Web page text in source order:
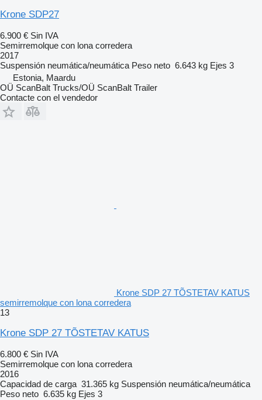
Krone SDP27
6.900 € Sin IVA
Semirremolque con lona corredera
2017
Suspensión neumática/neumática Peso neto 6.643 kg Ejes 3
Estonia, Maardu
OÜ ScanBalt Trucks/OÜ ScanBalt Trailer
Contacte con el vendedor
Krone SDP 27 TÕSTETAV KATUS
semirremolque con lona corredera
13
Krone SDP 27 TÕSTETAV KATUS
6.800 € Sin IVA
Semirremolque con lona corredera
2016
Capacidad de carga 31.365 kg Suspensión neumática/neumática
Peso neto 6.635 kg Ejes 3